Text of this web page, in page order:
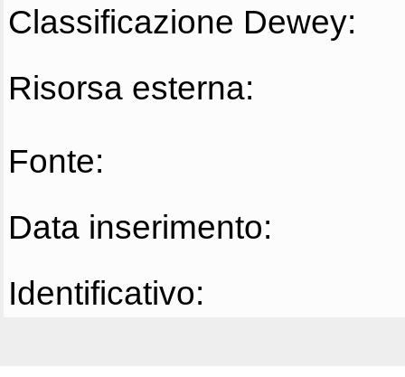
Classificazione Dewey:
Risorsa esterna:
Fonte:
Data inserimento:
Identificativo: